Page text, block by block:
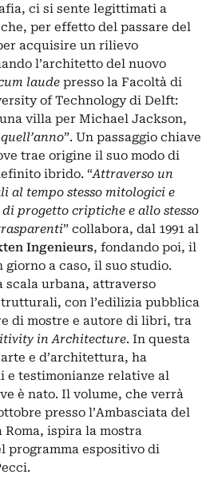
ci si sente legittimati a
per effetto del passare del
acquisire un rilievo
l’architetto del nuovo
laude presso la Facoltà di
of Technology di Delft:
villa per Michael Jackson,
”. Un passaggio chiave
trae origine il suo modo di
ibrido. “Attraverso un
al tempo stesso mitologici e
progetto criptiche e allo stesso
” collabora, dal 1991 al
Ingenieurs, fondando poi, il
giorno a caso, il suo studio.
scala urbana, attraverso
con l’edilizia pubblica
di mostre e autore di libri, tra
in Architecture. In questa
e d’architettura, ha
e testimonianze relative al
è nato. Il volume, che verrà
presso l’Ambasciata del
Roma, ispira la mostra
programma espositivo di